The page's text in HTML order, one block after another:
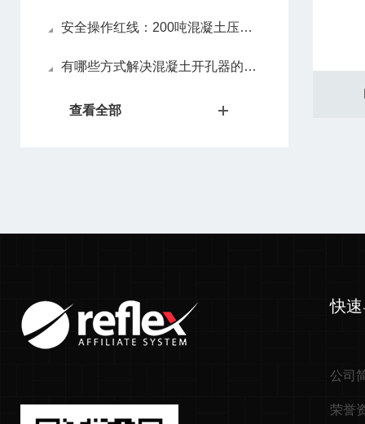
安全操作红线：200吨混凝土压力试验机的防护装置与应急措施
有哪些方式解决混凝土开孔器的故障
查看全部
快
公司
荣誉